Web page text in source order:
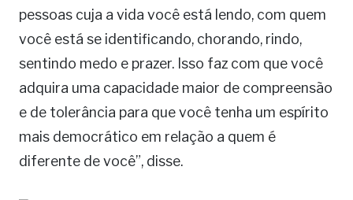
pessoas cuja a vida você está lendo, com quem
você está se identificando, chorando, rindo,
sentindo medo e prazer. Isso faz com que você
adquira uma capacidade maior de compreensão
e de tolerância para que você tenha um espírito
mais democrático em relação a quem é
diferente de você”, disse.